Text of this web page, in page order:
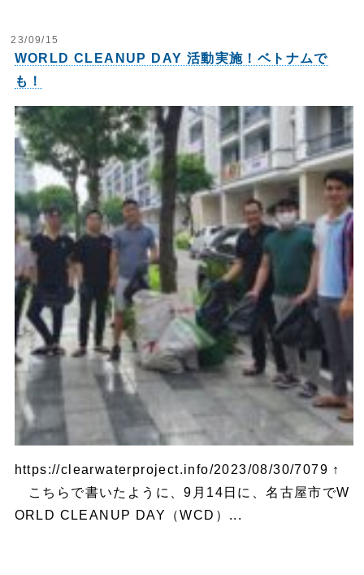
23/09/15
WORLD CLEANUP DAY 活動実施！ベトナムで
も！
https://clearwaterproject.info/2023/08/30/7079 ↑
こちらで書いたように、9月14日に、名古屋市でW
ORLD CLEANUP DAY（WCD）...